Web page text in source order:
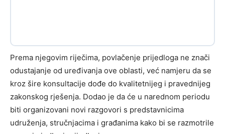
Prema njegovim riječima, povlačenje prijedloga ne znači
odustajanje od uređivanja ove oblasti, već namjeru da se
kroz šire konsultacije dođe do kvalitetnijeg i pravednijeg
zakonskog rješenja. Dodao je da će u narednom periodu
biti organizovani novi razgovori s predstavnicima
udruženja, stručnjacima i građanima kako bi se razmotrile